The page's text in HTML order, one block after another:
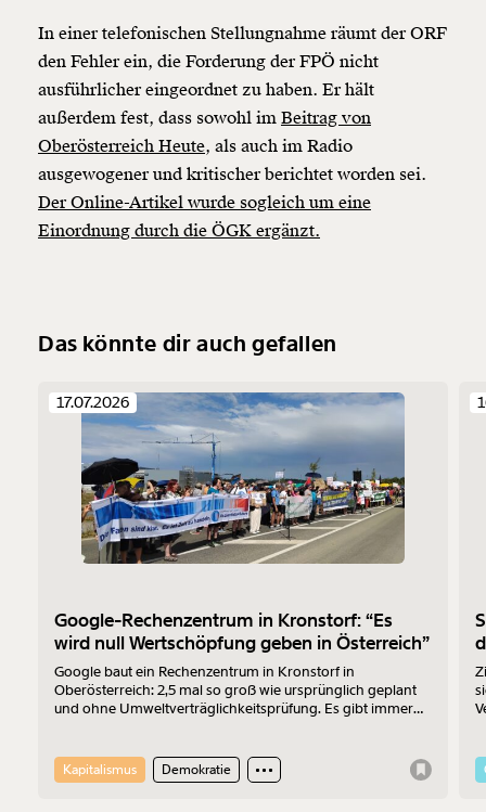
In einer telefonischen Stellungnahme räumt der ORF
den Fehler ein, die Forderung der FPÖ nicht
ausführlicher eingeordnet zu haben. Er hält
außerdem fest, dass sowohl im Beitrag von
Oberösterreich Heute, als auch im Radio
ausgewogener und kritischer berichtet worden sei.
Der Online-Artikel wurde sogleich um eine
Einordnung durch die ÖGK ergänzt.
Das könnte dir auch gefallen
17.07.2026
Google-Rechenzentrum in Kronstorf: “Es
wird null Wertschöpfung geben in Österreich”
Google baut ein Rechenzentrum in Kronstorf in
Oberösterreich: 2,5 mal so groß wie ursprünglich geplant
und ohne Umweltverträglichkeitsprüfung. Es gibt immer
Kronstorf“ Harald Müllner erklärt im Interview, wo die
Probleme liegen und was er sich vom Protest erhofft.
Kapitalismus Demokratie